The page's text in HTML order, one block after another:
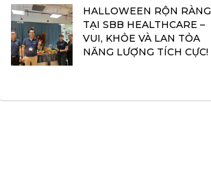
HALLOWEEN RỘN RÀNG
TẠI SBB HEALTHCARE –
VUI, KHỎE VÀ LAN TỎA
NĂNG LƯỢNG TÍCH CỰC!